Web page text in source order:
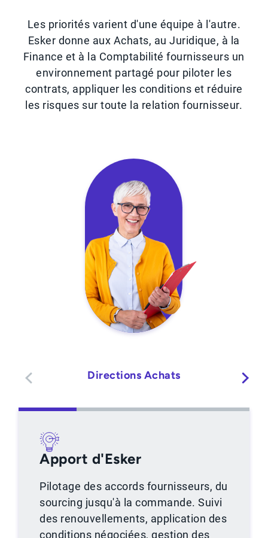
Les priorités varient d'une équipe à l'autre.
Esker donne aux Achats, au Juridique, à la
Finance et à la Comptabilité fournisseurs un
environnement partagé pour piloter les
contrats, appliquer les conditions et réduire
les risques sur toute la relation fournisseur.
Directions Achats
Apport d'Esker
Pilotage des accords fournisseurs, du
sourcing jusqu'à la commande. Suivi
des renouvellements, application des
conditions négociées, gestion des